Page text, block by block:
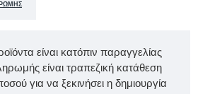
είναι κατόπιν παραγγελίας
είναι τραπεζική κατάθεση
για να ξεκινήσει η δημιουργία